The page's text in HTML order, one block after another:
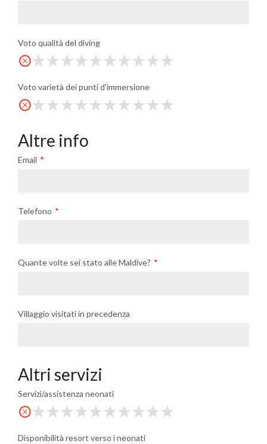
Voto qualità del diving
Voto varietà dei punti d'immersione
Altre info
Email
Telefono
Quante volte sei stato alle Maldive?
Villaggio visitati in precedenza
Altri servizi
Servizi/assistenza neonati
Disponibilità resort verso i neonati